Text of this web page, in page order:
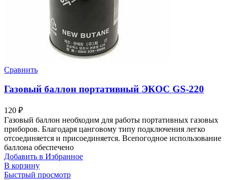
Сравнить
Газовый баллон портативный ЭКОС GS-220
120 ₽
Газовый баллон необходим для работы портативных газовых
приборов. Благодаря цанговому типу подключения легко
отсоединяется и присоединяется. Всепогодное использование
баллона обеспечено
Добавить в Избранное
В корзину
Быстрый просмотр